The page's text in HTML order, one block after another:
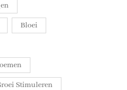
Bloei
Stimuleren